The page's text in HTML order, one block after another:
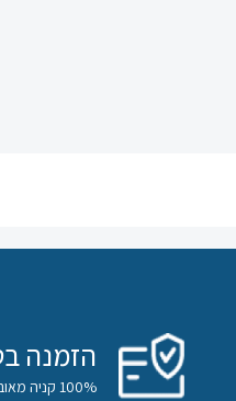
הזמנה
100% קניה מאובטחת